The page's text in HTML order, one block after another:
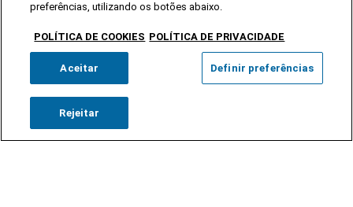
preferências, utilizando os botões abaixo.
POLÍTICA DE COOKIES POLÍTICA DE PRIVACIDADE
Aceitar Definir preferências
Rejeitar